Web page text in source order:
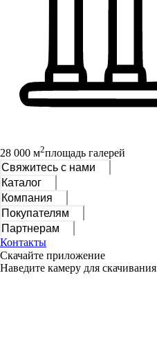
28 000 м2площадь галерей
Свяжитесь с нами
Каталог
Компания
Покупателям
Партнерам
Контакты
Скачайте приложение
Наведите камеру для скачивания